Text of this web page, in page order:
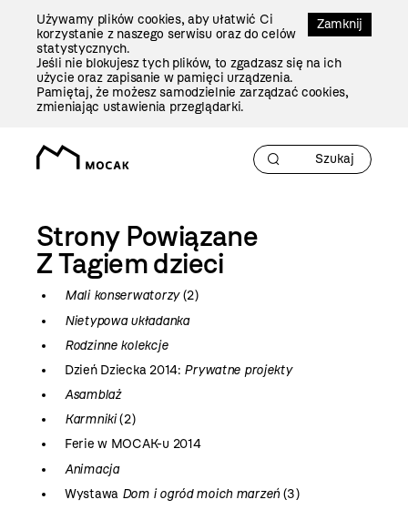
Zamknij
Używamy plików cookies, aby ułatwić Ci
korzystanie z naszego serwisu oraz do celów
statystycznych.
Jeśli nie blokujesz tych plików, to zgadzasz się na ich
użycie oraz zapisanie w pamięci urządzenia.
Pamiętaj, że możesz samodzielnie zarządzać cookies,
zmieniając ustawienia przeglądarki.
Strony Powiązane
Z Tagiemdzieci
Mali konserwatorzy(2)
Nietypowa układanka
Rodzinne kolekcje
Dzień Dziecka 2014: Prywatne projekty
Asamblaż
Karmniki(2)
Ferie w MOCAK-u 2014
Animacja
Wystawa Dom i ogród moich marzeń(3)